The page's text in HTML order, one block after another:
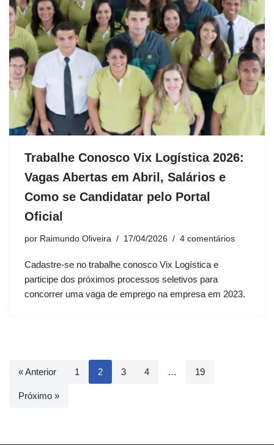
Trabalhe Conosco Vix Logística 2026:
Vagas Abertas em Abril, Salários e
Como se Candidatar pelo Portal
Oficial
por Raimundo Oliveira 17/04/2026 4 comentários
Cadastre-se no trabalhe conosco Vix Logística e
participe dos próximos processos seletivos para
concorrer uma vaga de emprego na empresa em 2023.
« Anterior 1 2 3 4 … 19
Próximo »